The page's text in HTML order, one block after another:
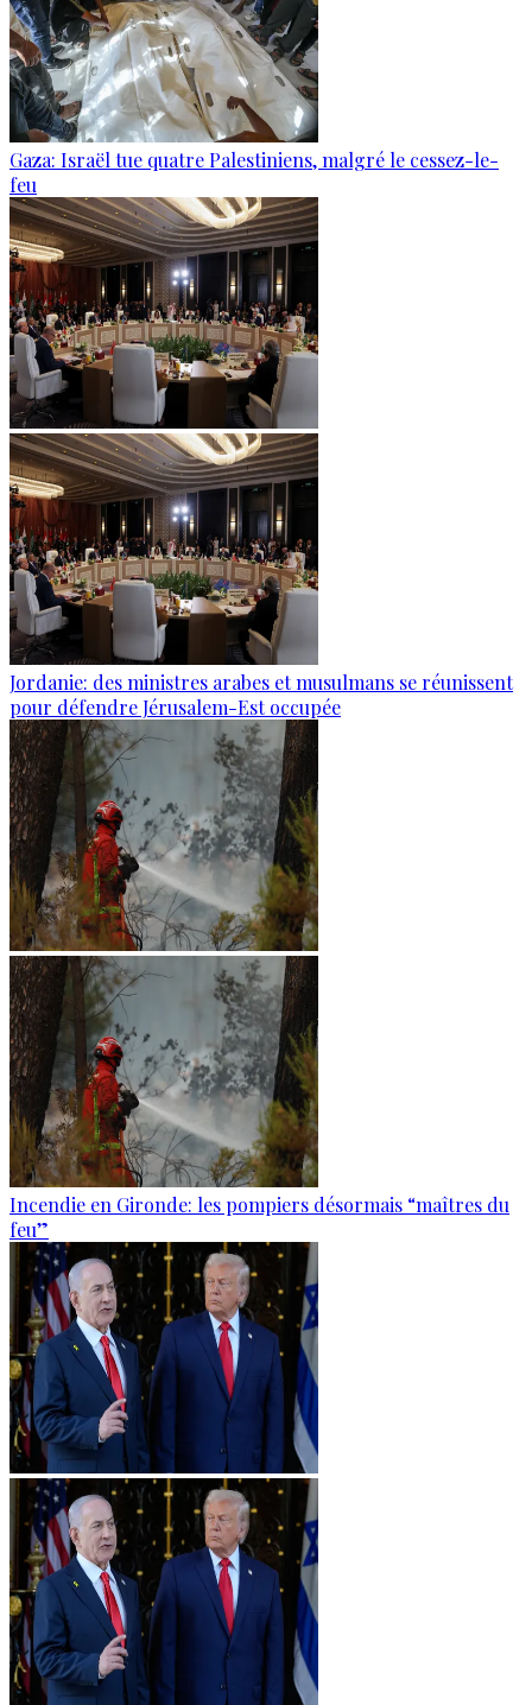
Gaza: Israël tue quatre Palestiniens, malgré le cessez-le-
feu
Jordanie: des ministres arabes et musulmans se réunissent
pour défendre Jérusalem-Est occupée
Incendie en Gironde: les pompiers désormais “maîtres du
feu”